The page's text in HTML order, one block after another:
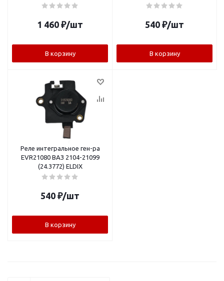
BOSCH ELDIX
1 460 ₽/шт
В корзину
540 ₽/шт
В корзину
Реле интегральное ген-ра
EVR21080 ВАЗ 2104-21099
(24.3772) ELDIX
540 ₽/шт
В корзину